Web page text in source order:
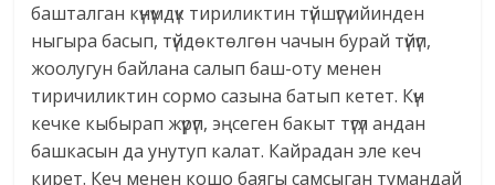
башталган күнүмдүк тириликтин түйшүгү ийинден
ныгыра басып, түйдөктөлгөн чачын бурай түйүп,
жоолугун байлана салып баш-оту менен
тиричиликтин сормо сазына батып кетет. Күн
кечке кыбырап жүрүп, эңсеген бакыт түгүл андан
башкасын да унутуп калат. Кайрадан эле кеч
кирет. Кеч менен кошо баягы самсыган тумандай